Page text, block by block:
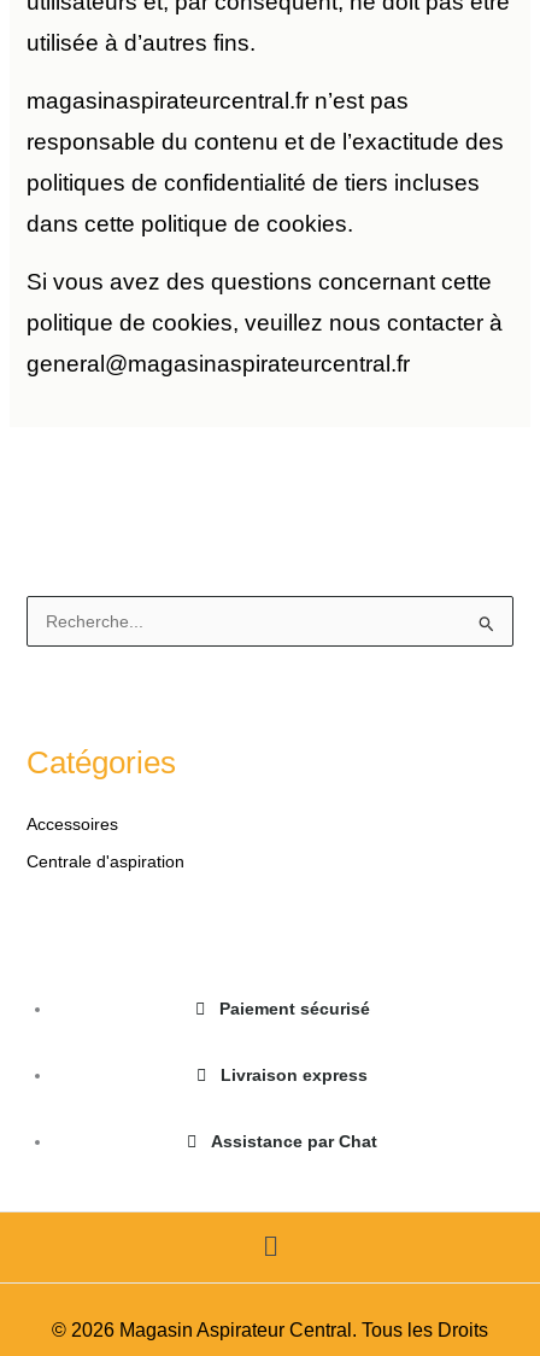
utilisée à d’autres fins.
magasinaspirateurcentral.fr n’est pas
responsable du contenu et de l’exactitude des
politiques de confidentialité de tiers incluses
dans cette politique de cookies.
Si vous avez des questions concernant cette
politique de cookies, veuillez nous contacter à
general@magasinaspirateurcentral.fr
e
c
h
Catégories
Accessoires
Centrale d'aspiration
Paiement sécurisé
Livraison express
Assistance par Chat
Menu
© 2026 Magasin Aspirateur Central. Tous les Droits